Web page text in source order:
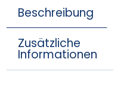
Beschreibung
Zusätzliche
Informationen